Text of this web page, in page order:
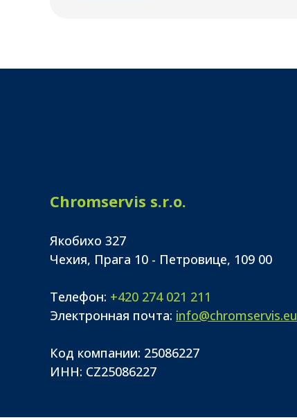
Chromservis s.r.o.
Якобихо 327
Чехия, Прага 10 - Петровице, 109 00
Телефон: +420 274 021 211
Электронная почта: info@chromservis.eu
Код компании: 25086227
ИНН: CZ25086227